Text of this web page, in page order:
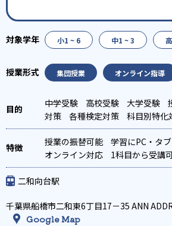
小1 ~ 6 中1 ~ 3
集団授業 オンライン指導
中学受験 高校受験 大学受験
対策
各種検定対策 科目別特化
授業の振替可能
学習にPC・タ
オンライン対応
1科目から受講
二和向台駅
千葉県船橋市二和東6丁目17－35 ANN
Google Map